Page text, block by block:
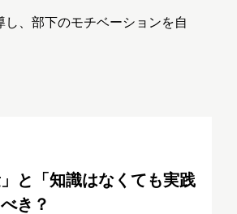
し、部下のモチベーションを自
と「知識はなくても実践
き？